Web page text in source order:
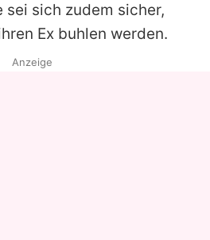
sei sich zudem sicher,
Ex buhlen werden.
Anzeige